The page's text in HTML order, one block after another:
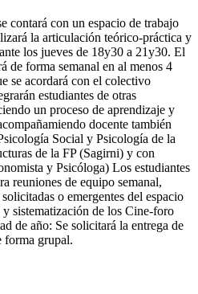
contará con un espacio de trabajo
la articulación teórico-práctica y
los jueves de 18y30 a 21y30. El
de forma semanal en al menos 4
se acordará con el colectivo
estudiantes de otras
un proceso de aprendizaje y
docente también
Social y Psicología de la
de la FP (Sagirni) y con
y Psicóloga) Los estudiantes
reuniones de equipo semanal,
o emergentes del espacio
sistematización de los Cine-foro
de año: Se solicitará la entrega de
forma grupal.